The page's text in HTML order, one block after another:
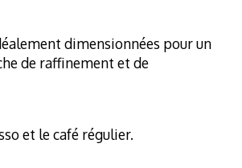
dimensionnées pour un
de raffinement et de
et le café régulier.